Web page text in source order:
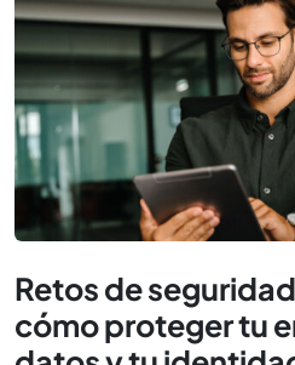
Retos de
cómo proteger tu